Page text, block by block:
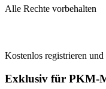
Alle Rechte vorbehalten
Kostenlos registrieren und
Exklusiv für PKM-